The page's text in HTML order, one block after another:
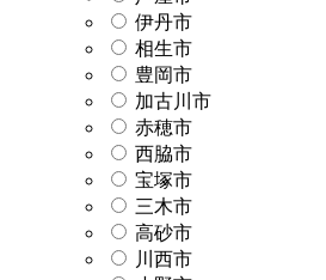
伊丹市
相生市
豊岡市
加古川市
赤穂市
西脇市
宝塚市
三木市
高砂市
川西市